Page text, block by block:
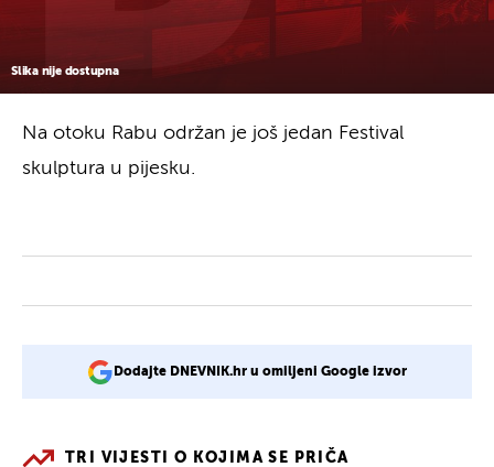
Slika nije dostupna
Na otoku Rabu održan je još jedan Festival
skulptura u pijesku.
Dodajte DNEVNIK.hr u omiljeni Google izvor
TRI VIJESTI O KOJIMA SE PRIČA